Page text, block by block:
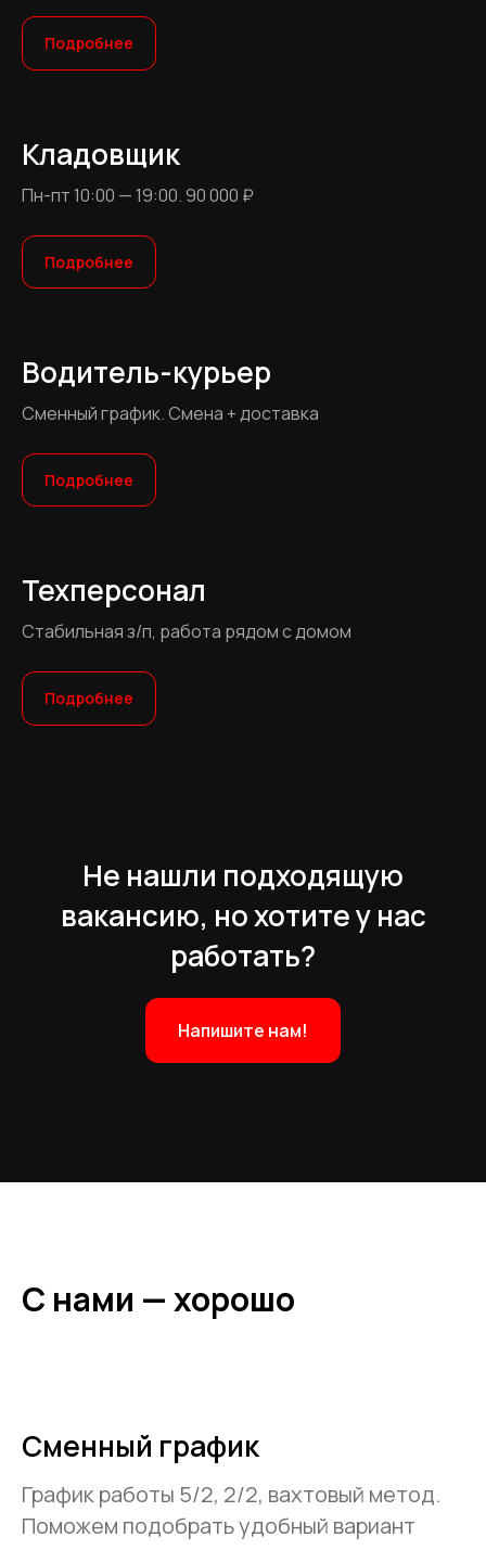
Подробнее
Кладовщик
Пн-пт 10:00 — 19:00. 90 000 ₽
Подробнее
Водитель-курьер
Сменный график. Смена + доставка
Подробнее
Техперсонал
Стабильная з/п, работа рядом с домом
Подробнее
Не нашли подходящую
вакансию, но хотите у нас
работать?
Напишите нам!
С нами — хорошо
Сменный график
График работы 5/2, 2/2, вахтовый метод.
Поможем подобрать удобный вариант